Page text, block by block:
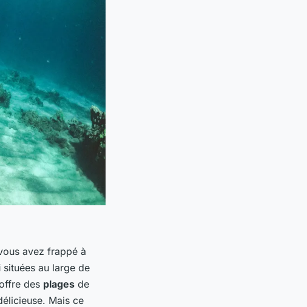
avez frappé à
situées au large de
des plages de
Mais ce